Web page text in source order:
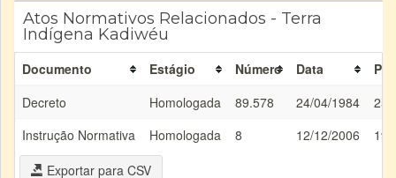
Atos Normativos Relacionados - Terra
Indígena Kadiwéu
Documento Estágio Número Data
Decreto
Homologada 89.578 24/04/1984
25/
Instrução Normativa
Homologada 8 12/12/2006
19/
Exportar para CSV